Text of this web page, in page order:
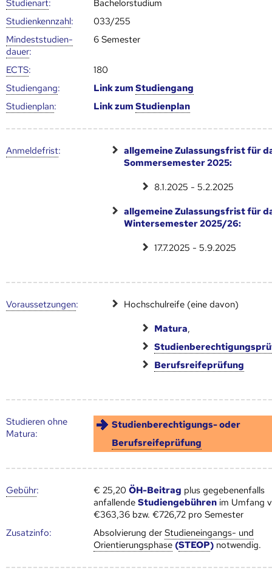
Studienart:
Bachelorstudium
Studien­kenn­zahl:
033/255
Mindest­studien­
dauer:
6 Semester
ECTS:
180
Studien­gang: Link zumStudien­gang
Studien­plan: Link zumStudien­plan
Anmelde­frist:
allgemeine Zulassungsfrist für
Sommersemester 2025:
8.1.2025 - 5.2.2025
allgemeine Zulassungsfrist für
Wintersemester 2025/26:
17.7.2025 - 5.9.2025
Voraus­setzungen: Hochschulreife (eine davon)
Matura,
Berufsreifeprüfung
Studieren ohne
Matura:
Studienberechtigungs- oder
Berufsreifeprüfung
Gebühr: € 25,20ÖH-Beitrag plus gegebenenfalls
anfallendeStudiengebühren im Umfang
€363,36 bzw. €726,72 pro Semester
Zusatz­info:
Absolvierung derStudieneingangs- und
Orientierungsphase (STEOP) notwendig.